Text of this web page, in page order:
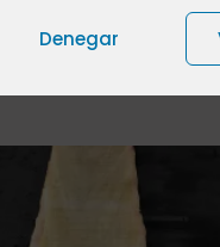
Denegar